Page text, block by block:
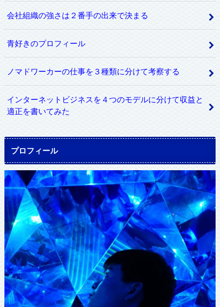
会社組織の強さは２番手の出来で決まる
青好きのプロフィール
ノマドワーカーの仕事を３種類に分けて考察する
インターネットビジネスを４つのモデルに分けて収益と
適正を書いてみた
プロフィール